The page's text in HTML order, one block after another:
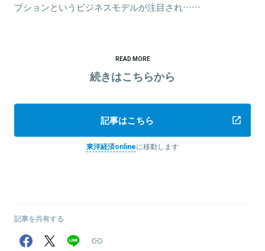
プションというビジネスモデルが注目され……
READ MORE
続きはこちらから
記事はこちら
東洋経済onlineに移動します
記事を共有する